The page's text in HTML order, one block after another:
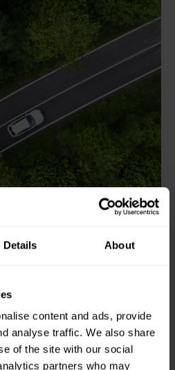
Details About
content and ads, provide
analyse traffic. We also share
of the site with our social
partners who may
hos